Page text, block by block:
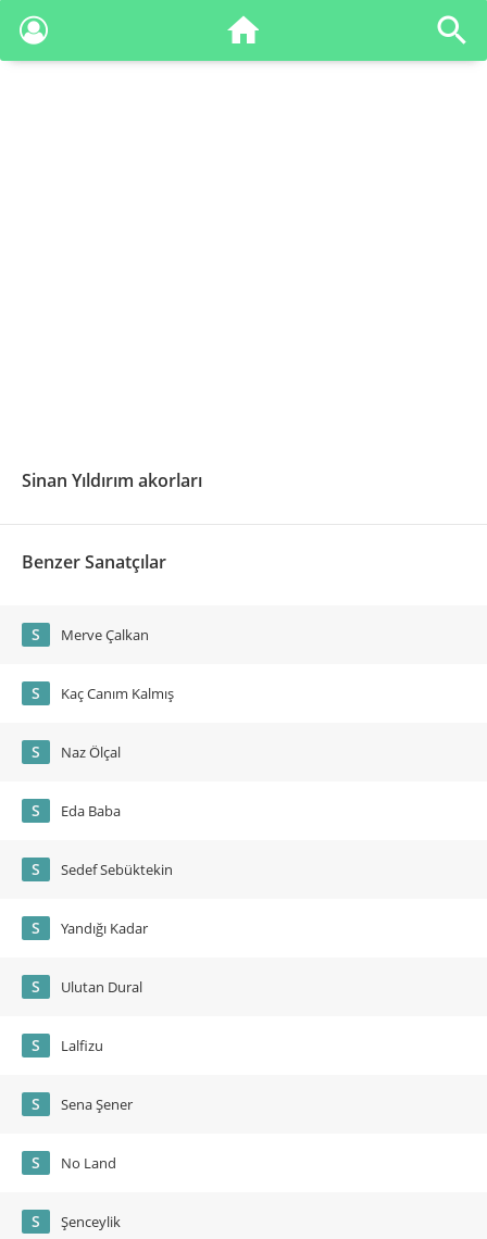
Sinan Yıldırım akorları
Benzer Sanatçılar
S Merve Çalkan
S Kaç Canım Kalmış
S Naz Ölçal
S Eda Baba
S Sedef Sebüktekin
S Yandığı Kadar
S Ulutan Dural
S Lalfizu
S Sena Şener
S No Land
S Şenceylik